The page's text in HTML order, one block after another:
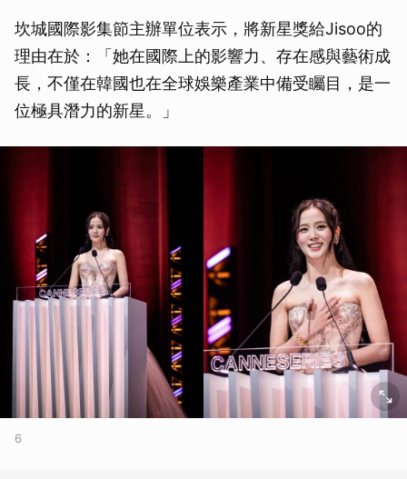
坎城國際影集節主辦單位表示，將新星獎給Jisoo的
理由在於：「她在國際上的影響力、存在感與藝術成
長，不僅在韓國也在全球娛樂產業中備受矚目，是一
位極具潛力的新星。」
6